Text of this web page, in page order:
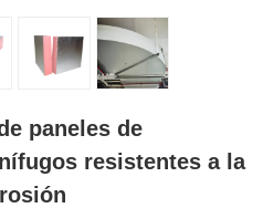
paneles de
resistentes a la